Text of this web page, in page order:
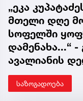
„ეკა
მთელი დღე
სოფელში
დამენახა...“ -
ავალიანის
საზოგადოება